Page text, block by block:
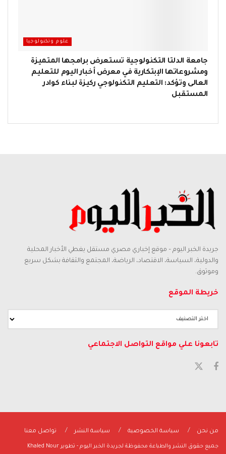
علوم وتكنولوجيا
جامعة الدلتا التكنولوجية تستعرض برامجها المتميزة
ومشروعاتها الإبتكارية في معرض أخبار اليوم للتعليم
العالى وتؤكد: التعليم التكنولوجي ركيزة لبناء كوادر
المستقبل
جريدة الخبر اليوم – موقع إخباري مصري مستقل يغطي الأخبار المحلية
والدولية، السياسة، الاقتصاد، الرياضة، المجتمع والثقافة بشكل سريع
وموثوق.
خريطة الموقع
تابعونا علي مواقع التواصل الاجتماعي
من نحن سياسة الخصوصية سياسة النشر تواصل معنا
جميع حقوق النشر والطباعة محفوظة لجريدة الخبر اليوم - تطوير Khaled Nour